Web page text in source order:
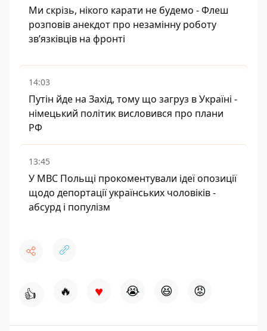
Ми скрізь, нікого карати не будемо - Флеш
розповів анекдот про незамінну роботу
зв’язківців на фронті
14:03
Путін йде на Захід, тому що загруз в Україні -
німецький політик висловився про плани
РФ
13:45
У МВС Польщі прокоментували ідеї опозиції
щодо депортації українських чоловіків -
абсурд і популізм
👍 🔥 ♥ 😭 😆 😡